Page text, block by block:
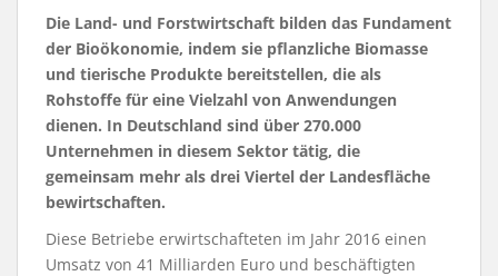
Die Land- und Forstwirtschaft bilden das Fundament
der Bioökonomie, indem sie pflanzliche Biomasse
und tierische Produkte bereitstellen, die als
Rohstoffe für eine Vielzahl von Anwendungen
dienen. In Deutschland sind über 270.000
Unternehmen in diesem Sektor tätig, die
gemeinsam mehr als drei Viertel der Landesfläche
bewirtschaften.
Diese Betriebe erwirtschafteten im Jahr 2016 einen
Umsatz von 41 Milliarden Euro und beschäftigten